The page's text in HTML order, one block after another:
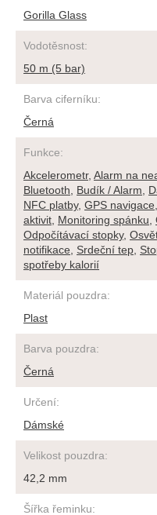
Gorilla Glass
Vodotěsnost:
50 m (5 bar)
Barva ciferníku:
Černá
Funkce:
Akcelerometr, Alarm na
Bluetooth
Budík / Alarm
NFC platby, GPS navigace
aktivit Monitoring spánku
Odpočítávací stopky,
notifikace
Srdeční tep
spotřeby kalorií
Materiál pouzdra:
Plast
Barva pouzdra:
Černá
Určení:
Dámské
Velikost pouzdra:
42,2 mm
Šířka řeminku: